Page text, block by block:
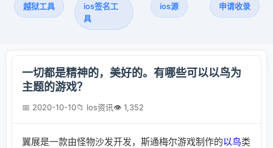
越狱工具
ios签名工
具
ios源 申请收录
一切都是精神的，美好的。有哪些可以以鸟为
主题的游戏？
📅 2020-10-10📁 Ios资讯👁 1,352
翼展是一款由怪物沙发开发，斯通梅尔游戏制作的以鸟类